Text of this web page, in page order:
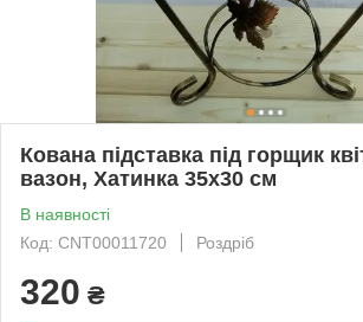
Кована підставка під горщик
вазон, Хатинка 35х30 см
В наявності
Код: CNT00011720
Роздріб
320 ₴